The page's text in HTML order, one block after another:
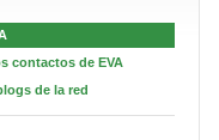
contactos de EVA
de la red